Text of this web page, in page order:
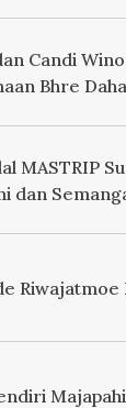
Candi
Bhre Daha
MASTRIP
dan
Riwajatmoe